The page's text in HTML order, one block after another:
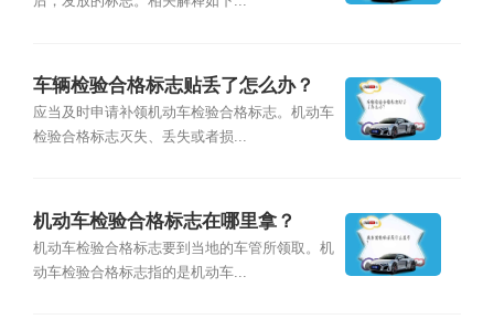
车辆检验合格标志贴丢了怎么办？
应当及时申请补领机动车检验合格标志。机动车
检验合格标志灭失、丢失或者损...
机动车检验合格标志在哪里拿？
机动车检验合格标志要到当地的车管所领取。机
动车检验合格标志指的是机动车...